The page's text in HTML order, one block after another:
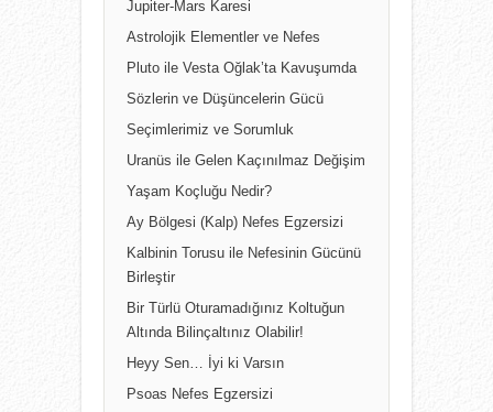
Jupiter-Mars Karesi
Astrolojik Elementler ve Nefes
Pluto ile Vesta Oğlak’ta Kavuşumda
Sözlerin ve Düşüncelerin Gücü
Seçimlerimiz ve Sorumluk
Uranüs ile Gelen Kaçınılmaz Değişim
Yaşam Koçluğu Nedir?
Ay Bölgesi (Kalp) Nefes Egzersizi
Kalbinin Torusu ile Nefesinin Gücünü
Birleştir
Bir Türlü Oturamadığınız Koltuğun
Altında Bilinçaltınız Olabilir!
Heyy Sen… İyi ki Varsın
Psoas Nefes Egzersizi